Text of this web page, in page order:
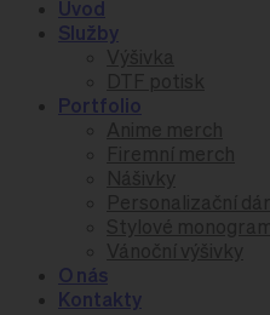
Úvod
Služby
Portfolio
O nás
Kontakty